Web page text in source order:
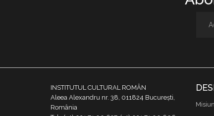
INSTITUTUL CULTURAL ROMÂN
Aleea Alexandru nr. 38, 011824 București,
România